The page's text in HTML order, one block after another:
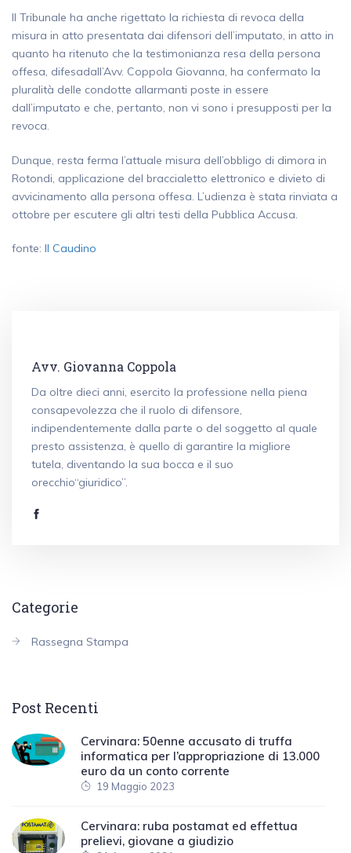
Il Tribunale ha anche rigettato la richiesta di revoca della
misura in atto presentata dai difensori dell’imputato, in atto in
quanto ha ritenuto che la testimonianza resa della persona
offesa, difesadall’Avv. Coppola Giovanna, ha confermato la
pluralità delle condotte allarmanti poste in essere
dall’imputato e che, pertanto, non vi sono i presupposti per la
revoca.
Dunque, resta ferma l’attuale misura dell’obbligo di dimora in
Rotondi, applicazione del braccialetto elettronico e divieto di
avvicinamento alla persona offesa. L’udienza è stata rinviata a
ottobre per escutere gli altri testi della Pubblica Accusa.
fonte: Il Caudino
Avv. Giovanna Coppola
Da oltre dieci anni, esercito la professione nella piena
consapevolezza che il ruolo di difensore,
indipendentemente dalla parte o del soggetto al quale
presto assistenza, è quello di garantire la migliore
tutela, diventando la sua bocca e il suo
orecchio“giuridico”.
Categorie
Rassegna Stampa
Post Recenti
Cervinara: 50enne accusato di truffa
informatica per l’appropriazione di 13.000
euro da un conto corrente
19 Maggio 2023
Cervinara: ruba postamat ed effettua
prelievi, giovane a giudizio